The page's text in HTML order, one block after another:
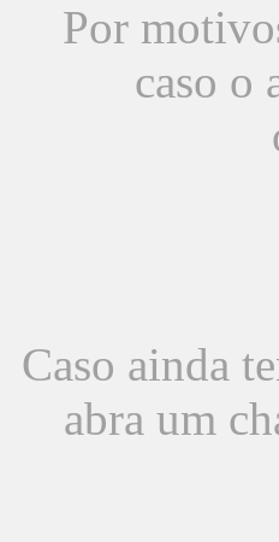
Por
caso o
Caso ainda
abra um